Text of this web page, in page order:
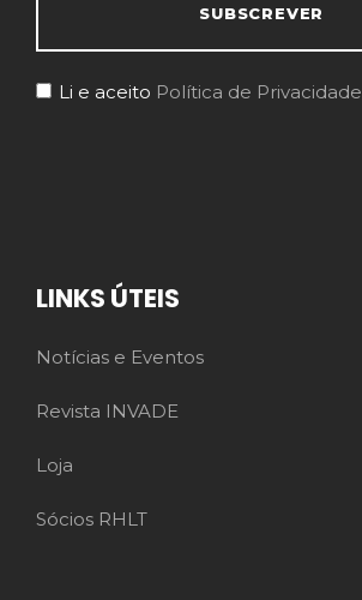
Li e aceito Política de Privacidade
LINKS ÚTEIS
Notícias e Eventos
Revista INVADE
Loja
Sócios RHLT